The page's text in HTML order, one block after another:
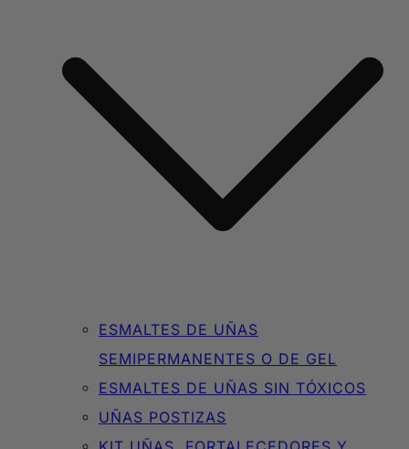
ESMALTES DE UÑAS
SEMIPERMANENTES O DE GEL
ESMALTES DE UÑAS SIN TÓXICOS
UÑAS POSTIZAS
KIT UÑAS, FORTALECEDORES Y